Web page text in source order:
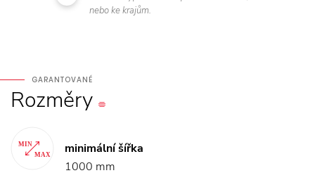
nebo ke krajům.
GARANTOVANÉ
Rozměry
minimální šířka
1000 mm